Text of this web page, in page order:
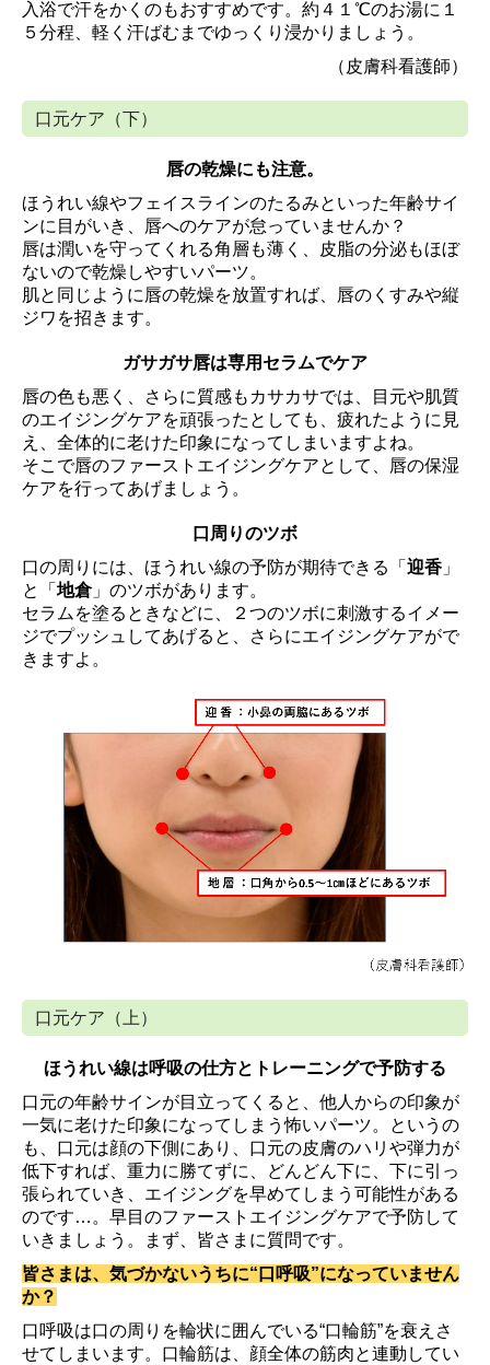
入浴で汗をかくのもおすすめです。約４１℃のお湯に１
５分程、軽く汗ばむまでゆっくり浸かりましょう。
（皮膚科看護師）
口元ケア（下）
唇の乾燥にも注意。
ほうれい線やフェイスラインのたるみといった年齢サイ
ンに目がいき、唇へのケアが怠っていませんか？
唇は潤いを守ってくれる角層も薄く、皮脂の分泌もほぼ
ないので乾燥しやすいパーツ。
肌と同じように唇の乾燥を放置すれば、唇のくすみや縦
ジワを招きます。
ガサガサ唇は専用セラムでケア
唇の色も悪く、さらに質感もカサカサでは、目元や肌質
のエイジングケアを頑張ったとしても、疲れたように見
え、全体的に老けた印象になってしまいますよね。
そこで唇のファーストエイジングケアとして、唇の保湿
ケアを行ってあげましょう。
口周りのツボ
口の周りには、ほうれい線の予防が期待できる「 迎香 」
と「 地倉」のツボがあります。
セラムを塗るときなどに、２つのツボに刺激するイメー
ジでプッシュしてあげると、さらにエイジングケアがで
きますよ。
口元ケア（上）
ほうれい線は呼吸の仕方とトレーニングで予防する
口元の年齢サインが目立ってくると、他人からの印象が
一気に老けた印象になってしまう怖いパーツ。というの
も、口元は顔の下側にあり、口元の皮膚のハリや弾力が
低下すれば、重力に勝てずに、どんどん下に、下に引っ
張られていき、エイジングを早めてしまう可能性がある
のです…。早目のファーストエイジングケアで予防して
いきましょう。まず、皆さまに質問です。
皆さまは、気づかないうちに“口呼吸”になっていません
か？
口呼吸は口の周りを輪状に囲んでいる“口輪筋”を衰えさ
せてしまいます。口輪筋は、顔全体の筋肉と連動してい